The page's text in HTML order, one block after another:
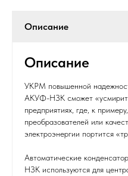
Описание
УКРМ повышенной
АКУФ-НЗК сможет
предприятиях, где, к
преобразователей или
электроэнергии портится
Автоматические
НЗК используются для